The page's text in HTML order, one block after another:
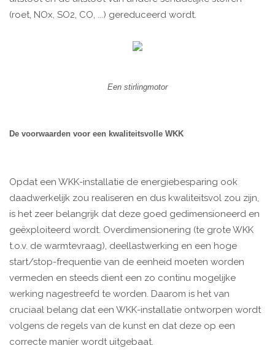
(roet, NOx, SO2, CO, ...) gereduceerd wordt.
Een stirlingmotor
De voorwaarden voor een kwaliteitsvolle WKK
Opdat een WKK-installatie de energiebesparing ook
daadwerkelijk zou realiseren en dus kwaliteitsvol zou zijn,
is het zeer belangrijk dat deze goed gedimensioneerd en
geëxploiteerd wordt. Overdimensionering (te grote WKK
t.o.v. de warmtevraag), deellastwerking en een hoge
start/stop-frequentie van de eenheid moeten worden
vermeden en steeds dient een zo continu mogelijke
werking nagestreefd te worden. Daarom is het van
cruciaal belang dat een WKK-installatie ontworpen wordt
volgens de regels van de kunst en dat deze op een
correcte manier wordt uitgebaat.